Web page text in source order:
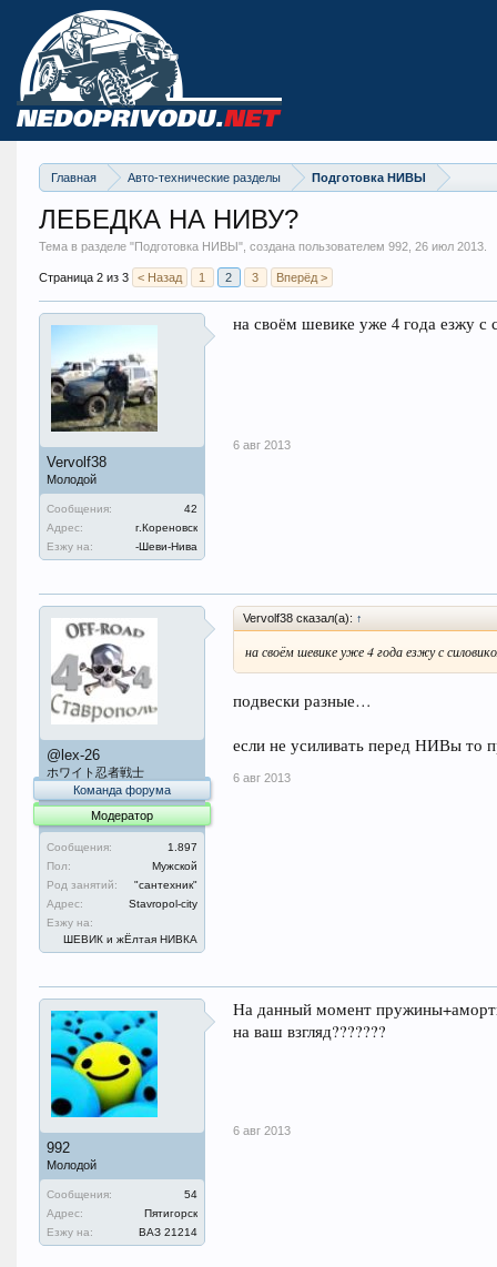
Главная Авто-технические разделы Подготовка НИВЫ
ЛЕБЕДКА НА НИВУ?
Тема в разделе "Подготовка НИВЫ", создана пользователем 992, 26 июл 2013.
Страница 2 из 3 < Назад 1 2 3 Вперёд >
Vervolf38
Молодой
Сообщения:
42
Адрес:
г.Кореновск
Езжу на:
-Шеви-Нива
на своём шевике уже 4 года езжу с
6 авг 2013
@lex-26
ホワイト忍者戦士
Команда форума
Модератор
Сообщения:
1.897
Пол:
Мужской
Род занятий:
"сантехник"
Адрес:
Stavropol-city
Езжу на:
ШЕВИК и жЁлтая НИВКА
Vervolf38 сказал(а): ↑
на своём шевике уже 4 года езжу с
подвески разные…
если не усиливать перед НИВы то
6 авг 2013
992
Молодой
Сообщения:
54
Адрес:
Пятигорск
Езжу на:
ВАЗ 21214
На данный момент
на ваш взгляд???????
6 авг 2013